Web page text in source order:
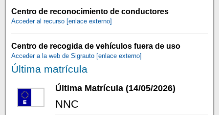
Centro de reconocimiento de conductores
Acceder al recurso [enlace externo]
Centro de recogida de vehículos fuera de uso
Acceder a la web de Sigrauto [enlace externo]
Última matrícula
Última Matrícula (14/05/2026)
NNC